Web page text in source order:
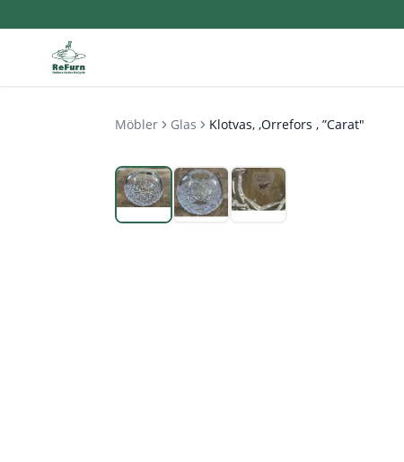
Möbler Glas Klotvas, ,Orrefors , ”Carat"